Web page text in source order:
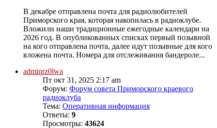
В декабре отправлена почта для радиолюбителей
Приморского края, которая накопилась в радиоклубе.
Вложили наши традиционные ежегодные календари на
2026 год. В опубликованных списках первый позывной
на кого отправлена почта, далее идут позывные для кого
вложена почта. Номера для отслеживания бандероле...
adminrz0lwa
Пт окт 31, 2025 2:17 am
Форум: Форум совета Приморского краевого
радиоклуба
Тема: Оперативная информация
Ответы: 9
Просмотры: 43624